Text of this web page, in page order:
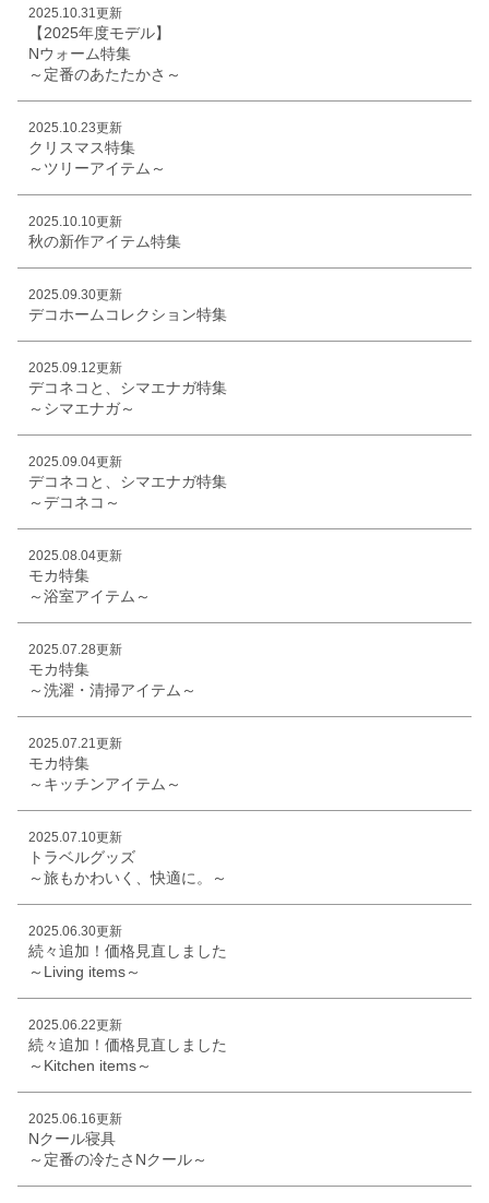
2025.10.31更新
【2025年度モデル】
Nウォーム特集
～定番のあたたかさ～
2025.10.23更新
クリスマス特集
～ツリーアイテム～
2025.10.10更新
秋の新作アイテム特集
2025.09.30更新
デコホームコレクション特集
2025.09.12更新
デコネコと、シマエナガ特集
～シマエナガ～
2025.09.04更新
デコネコと、シマエナガ特集
～デコネコ～
2025.08.04更新
モカ特集
～浴室アイテム～
2025.07.28更新
モカ特集
～洗濯・清掃アイテム～
2025.07.21更新
モカ特集
～キッチンアイテム～
2025.07.10更新
トラベルグッズ
～旅もかわいく、快適に。～
2025.06.30更新
続々追加！価格見直しました
～Living items～
2025.06.22更新
続々追加！価格見直しました
～Kitchen items～
2025.06.16更新
Nクール寝具
～定番の冷たさNクール～